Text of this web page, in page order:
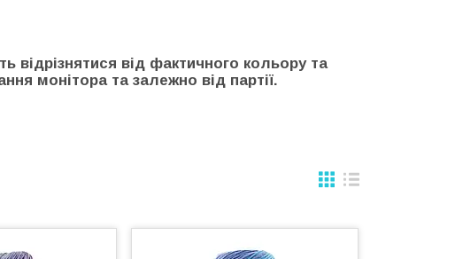
відрізнятися від фактичного кольору та
монітора та залежно від партії.